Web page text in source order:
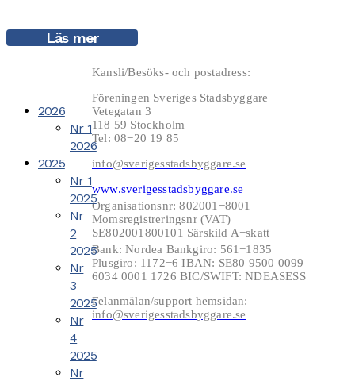
Läs mer
2026
Nr 1
2026
2025
Nr 1
2025
Nr
2
2025
Nr
3
2025
Nr
4
2025
Nr
Kansli/Besöks- och postadress:
Föreningen Sveriges Stadsbyggare
Vetegatan 3
118 59 Stockholm
Tel: 08−20 19 85
info@sverigesstadsbyggare.se
www.sverigesstadsbyggare.se
Organisationsnr: 802001−8001
Momsregistreringsnr (VAT)
SE802001800101 Särskild A−skatt
Bank: Nordea Bankgiro: 561−1835
Plusgiro: 1172−6 IBAN: SE80 9500 0099
6034 0001 1726 BIC/SWIFT: NDEASESS
Felanmälan/support hemsidan:
info@sverigesstadsbyggare.se